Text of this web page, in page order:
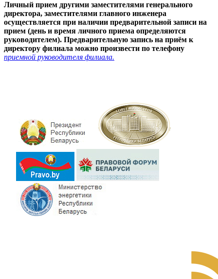
Личный прием другими заместителями генерального
директора, заместителями главного инженера
осуществляется при наличии предварительной записи на
прием (день и время личного приема определяются
руководителем). Предварительную запись на приём к
директору филиала можно произвести по телефону
приемной руководителя филиала.